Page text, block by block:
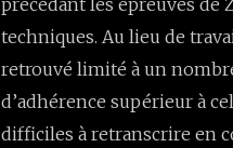
précédant les épreuves de
techniques. Au lieu de
retrouvé limité à un
d’adhérence supérieur à
difficiles à retranscrire en